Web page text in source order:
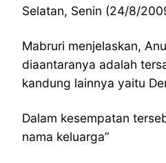
Selatan, Senin (24/8/
Mabruri menjelaskan,
diaantaranya adalah
kandung lainnya yaitu
Dalam kesempatan
nama keluarga”